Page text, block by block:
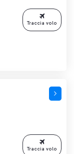
Traccia volo
Traccia volo